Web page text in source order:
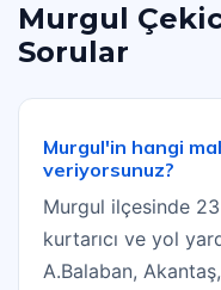
Murgul
Sorular
Murgul'in hangi
veriyorsunuz?
Murgul ilçesinde
kurtarıcı ve yol
A.Balaban,